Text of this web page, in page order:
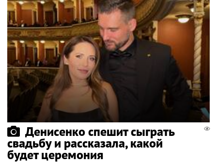
Денисенко спешит сыграть
свадьбу и рассказала, какой
будет церемония